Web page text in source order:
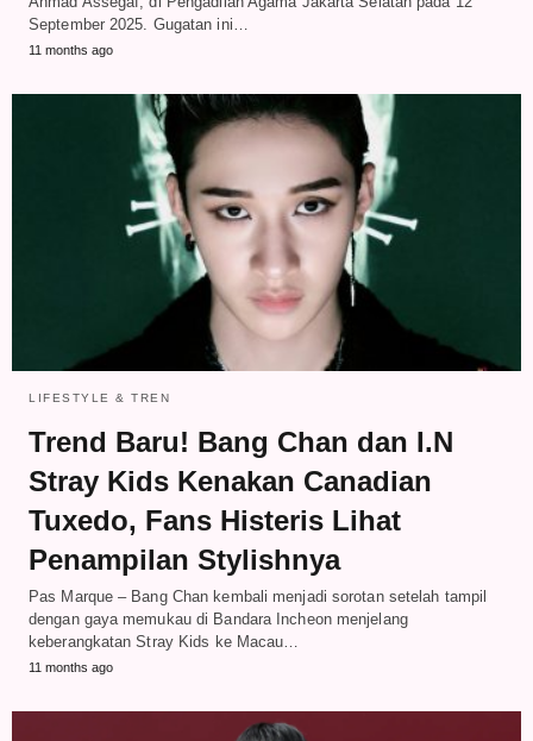
September 2025. Gugatan ini…
11 months ago
LIFESTYLE & TREN
Trend Baru! Bang Chan dan I.N
Stray Kids Kenakan Canadian
Tuxedo, Fans Histeris Lihat
Penampilan Stylishnya
Pas Marque – Bang Chan kembali menjadi sorotan setelah tampil
dengan gaya memukau di Bandara Incheon menjelang
keberangkatan Stray Kids ke Macau…
11 months ago